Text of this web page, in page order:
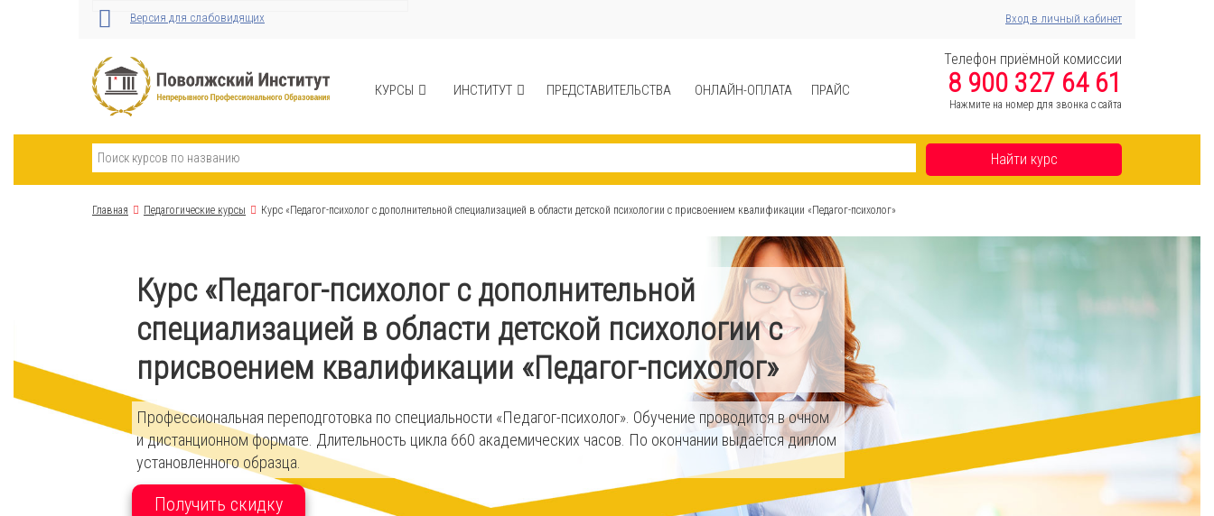
Версия для слабовидящих Вход в личный кабинет
КУРСЫ ИНСТИТУТ ПРЕДСТАВИТЕЛЬСТВА ОНЛАЙН-ОПЛАТА ПРАЙС
Телефон приёмной комиссии
8 900 327 64 61
Нажмите на номер для звонка с сайта
Найти курс
Главная Педагогические курсы Курс «Педагог-психолог с дополнительной специализацией в области детской психологии с присвоением квалификации «Педагог-психолог»
Курс «Педагог-психолог с дополнительной
специализацией в области детской психологии с
присвоением квалификации «Педагог-психолог»
Профессиональная переподготовка по специальности «Педагог-психолог». Обучение проводится в очном
и дистанционном формате. Длительность цикла 660 академических часов. По окончании выдаётся диплом
установленного образца.
Получить скидку